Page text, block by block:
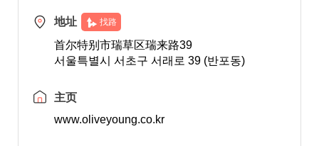
地址 找路
首尔特别市瑞草区瑞来路39
서울특별시 서초구 서래로 39 (반포동)
主页
www.oliveyoung.co.kr